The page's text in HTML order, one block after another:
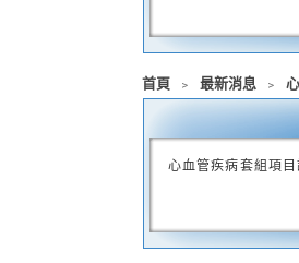
首頁 ﹥ 最新消息 ﹥
心血管疾病套組項